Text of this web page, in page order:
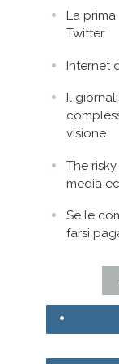
La
Twitter
Internet
Il
visione
The
media
Se le
farsi